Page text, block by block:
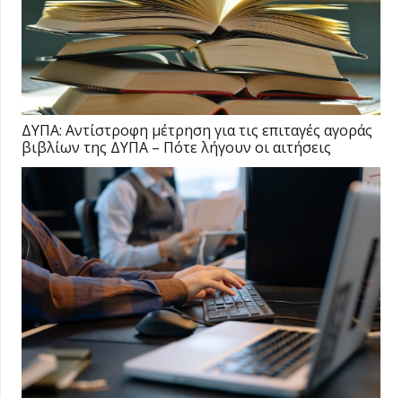
ΔΥΠΑ: Αντίστροφη μέτρηση για τις επιταγές αγοράς
βιβλίων της ΔΥΠΑ – Πότε λήγουν οι αιτήσεις